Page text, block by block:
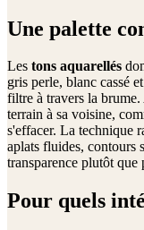
Une palette
Les tons aquarellés
gris perle, blanc cassé
filtre à travers la
terrain à sa voisine,
s'effacer. La technique
aplats fluides, contours
transparence plutôt que
Pour quels